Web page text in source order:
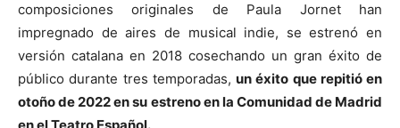
composiciones originales de Paula Jornet han
impregnado de aires de musical indie, se estrenó en
versión catalana en 2018 cosechando un gran éxito de
público durante tres temporadas, un éxito que repitió en
otoño de 2022 en su estreno en la Comunidad de Madrid